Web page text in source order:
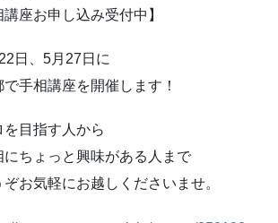
講座お申し込み受付中】
日、5月27日に
で手相講座を開催します！
を目指す人から
にちょっと興味がある人まで
ぞお気軽にお越しくださいませ。